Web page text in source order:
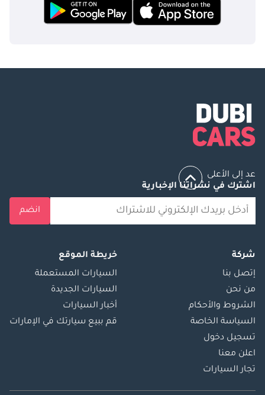
عد إلى الأعلى
اشترك في نشراتنا الإخبارية
انضم
شركة
إتصل بنا
من نحن
الشروط والأحكام
السياسة الخاصة
تسجيل دخول
اعلن معنا
تجار السيارات
خريطة الموقع
السيارات المستعملة
السيارات الجديدة
أخبار السيارات
قم ببيع سيارتك في الإمارات